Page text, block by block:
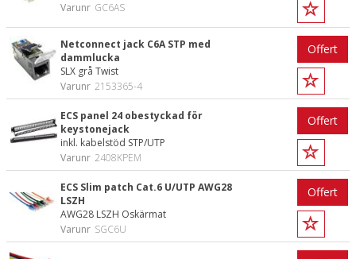
Varunr GC6AS
Netconnect jack C6A STP med
dammlucka
SLX grå Twist
Varunr 2153365-4
Offert
ECS panel 24 obestyckad för
keystonejack
inkl. kabelstöd STP/UTP
Varunr 2408KPEM
Offert
ECS Slim patch Cat.6 U/UTP AWG28
LSZH
AWG28 LSZH Oskärmat
Varunr SGC6U
Offert